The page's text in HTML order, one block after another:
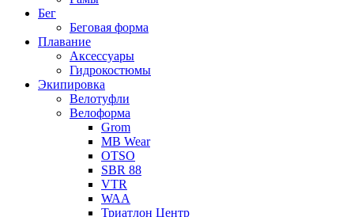
Бег
Беговая форма
Плавание
Аксессуары
Гидрокостюмы
Экипировка
Велотуфли
Велоформа
Grom
MB Wear
OTSO
SBR 88
VTR
WAA
Триатлон Центр